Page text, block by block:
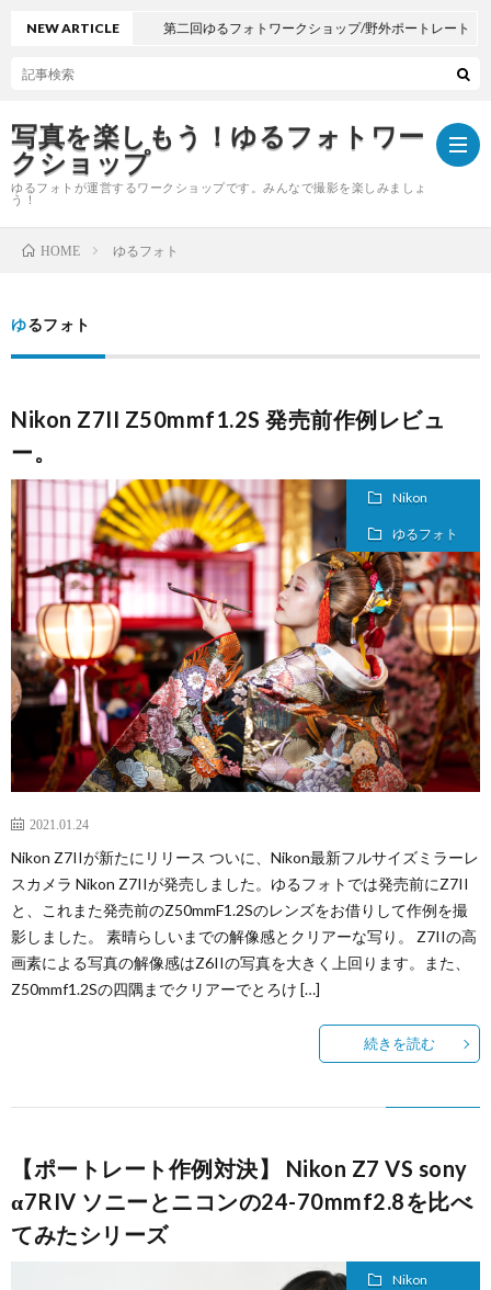
写真を楽しもう！ゆるフォトワー
クショップ
ゆるフォトが運営するワークショップです。みんなで撮影を楽しみましょ
う！
e
の
ご
紹
介
つ
い
て
ォ
ト
ス
タ
オ
ア
ク
NEW ARTICLE 第二回ゆるフォトワークショップ/野外ポートレート
HOME ゆるフォト
ゆるフォト
Nikon Z7II Z50mmf1.2S 発売前作例レビュ
ー。
Nikon
ゆるフォト
2021.01.24
Nikon Z7IIが新たにリリース ついに、Nikon最新フルサイズミラーレ
スカメラ Nikon Z7IIが発売しました。ゆるフォトでは発売前にZ7II
と、これまた発売前のZ50mmF1.2Sのレンズをお借りして作例を撮
影しました。 素晴らしいまでの解像感とクリアーな写り。 Z7IIの高
画素による写真の解像感はZ6IIの写真を大きく上回ります。また、
Z50mmf1.2Sの四隅までクリアーでとろけ […]
続きを読む
【ポートレート作例対決】 Nikon Z7 VS sony
α7RIV ソニーとニコンの24-70mmf2.8を比べ
てみたシリーズ
Nikon